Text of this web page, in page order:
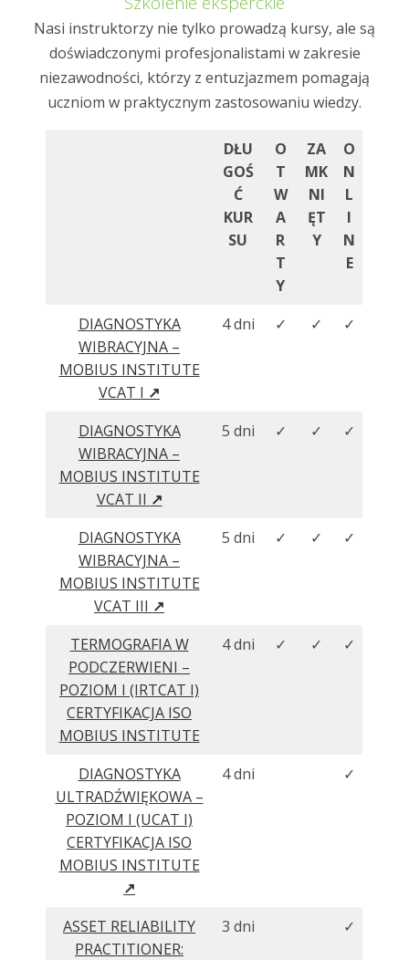
Nasi instruktorzy nie tylko prowadzą kursy, ale są
doświadczonymi profesjonalistami w zakresie
niezawodności, którzy z entuzjazmem pomagają
uczniom w praktycznym zastosowaniu wiedzy.
DŁU
GOŚ
Ć
KUR
SU
O
T
W
A
R
T
Y
ZA
MK
NI
ĘT
Y
O
N
L
I
N
E
DIAGNOSTYKA
WIBRACYJNA –
MOBIUS INSTITUTE
VCAT I ↗
4 dni ✓ ✓ ✓
DIAGNOSTYKA
WIBRACYJNA –
MOBIUS INSTITUTE
VCAT II ↗
5 dni ✓ ✓ ✓
DIAGNOSTYKA
WIBRACYJNA –
MOBIUS INSTITUTE
VCAT III ↗
5 dni ✓ ✓ ✓
TERMOGRAFIA W
PODCZERWIENI –
POZIOM I (IRTCAT I)
CERTYFIKACJA ISO
MOBIUS INSTITUTE
4 dni ✓ ✓ ✓
DIAGNOSTYKA
ULTRADŹWIĘKOWA –
POZIOM I (UCAT I)
CERTYFIKACJA ISO
MOBIUS INSTITUTE
↗
4 dni ✓
ASSET RELIABILITY
PRACTITIONER:
3 dni ✓